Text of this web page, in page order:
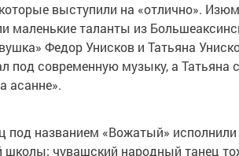
выступили на «отлично».
маленькие таланты из
Федор Унисков и Татьяна
под современную музыку, а Татьяна
асанне».
под названием «Вожатый»
школы; чувашский народный танец